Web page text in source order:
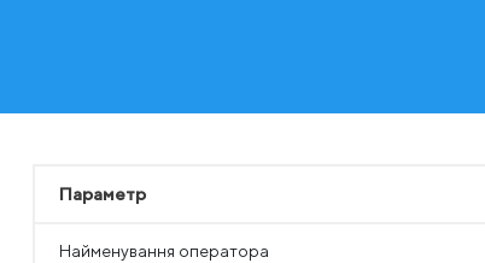
Параметр
Найменування оператора